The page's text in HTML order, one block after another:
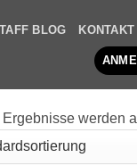
BLOG KONTAKT
werden